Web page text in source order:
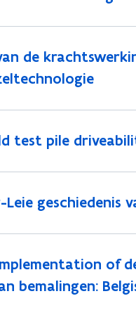
de
test pile
Leie geschiedenis
of
bemalingen: